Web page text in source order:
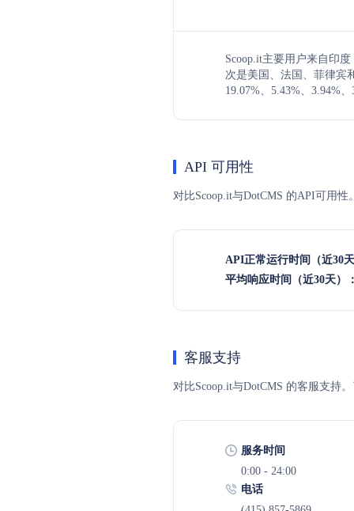
Scoop.it主要用户来自印
次是美国、法国、菲律宾
19.07%、5.43%、3.94%
API 可用性
对比Scoop.it与DotCMS 的API可用
API正常运行时间（近30
平均响应时间（近30天）
客服支持
对比Scoop.it与DotCMS 的客服支持
服务时间
0:00 - 24:00
电话